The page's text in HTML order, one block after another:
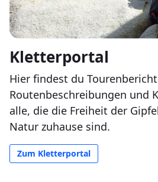
Kletterportal
Hier findest du
Routenbeschreibungen und
alle, die die Freiheit der
Natur zuhause sind.
Zum Kletterportal